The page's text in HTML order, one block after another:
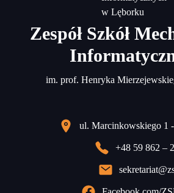
Zespół Szkół
im. prof. Henryka
ul. Marcinkowskiego 1
+48 59 862 –